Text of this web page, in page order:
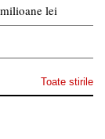
lei
Toate stirile